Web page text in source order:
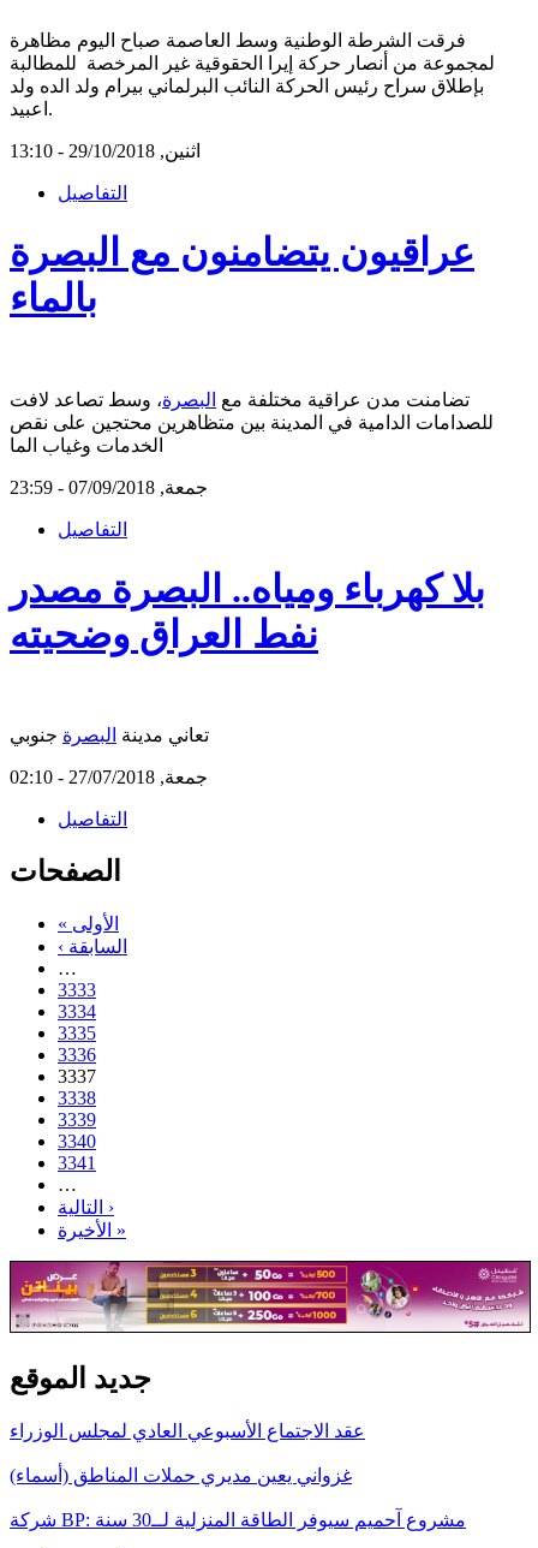
فرقت الشرطة الوطنية وسط العاصمة صباح اليوم مظاهرة
لمجموعة من أنصار حركة إيرا الحقوقية غير المرخصة للمطالبة
بإطلاق سراح رئيس الحركة النائب البرلماني بيرام ولد الده ولد
اعبيد.
اثنين, 29/10/2018 - 13:10
التفاصيل
عراقيون يتضامنون مع البصرة
بالماء
تضامنت مدن عراقية مختلفة مع البصرة، وسط تصاعد لافت
للصدامات الدامية في المدينة بين متظاهرين محتجين على نقص
الخدمات وغياب الما
جمعة, 07/09/2018 - 23:59
التفاصيل
بلا كهرباء ومياه.. البصرة مصدر
نفط العراق وضحيته
تعاني مدينة البصرة
جمعة, 27/07/2018 - 02:10
التفاصيل
الصفحات
« الأولى
‹ السابقة
…
3333
3334
3335
3336
3337
3338
3339
3340
3341
…
التالية ›
الأخيرة »
جديد الموقع
عقد الاجتماع الأسبوعي العادي لمجلس الوزراء
غزواني يعين مديري حملات المناطق (أسماء)
شركة BP: مشروع آحميم سيوفر الطاقة المنزلية لــ30 سنة